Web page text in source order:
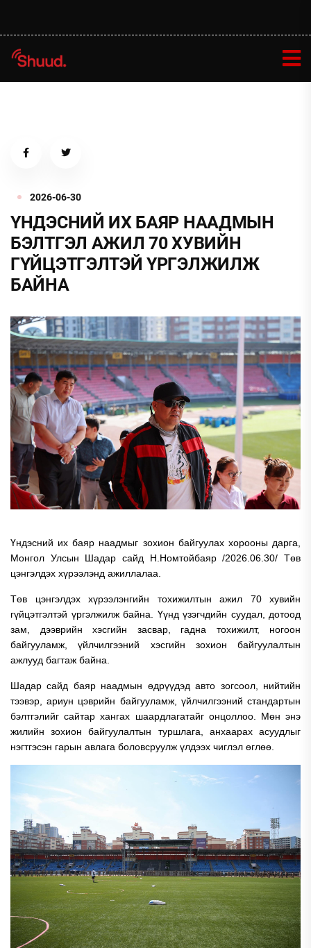
2026-06-30
ҮНДЭСНИЙ ИХ БАЯР НААДМЫН
БЭЛТГЭЛ АЖИЛ 70 ХУВИЙН
ГҮЙЦЭТГЭЛТЭЙ ҮРГЭЛЖИЛЖ
БАЙНА
Үндэсний их баяр наадмыг зохион байгуулах хорооны дарга,
Монгол Улсын Шадар сайд Н.Номтойбаяр /2026.06.30/ Төв
цэнгэлдэх хүрээлэнд ажиллалаа.
Төв цэнгэлдэх хүрээлэнгийн тохижилтын ажил 70 хувийн
гүйцэтгэлтэй үргэлжилж байна. Үүнд үзэгчдийн суудал, дотоод
зам, дээврийн хэсгийн засвар, гадна тохижилт, ногоон
байгууламж, үйлчилгээний хэсгийн зохион байгуулалтын
ажлууд багтаж байна.
Шадар сайд баяр наадмын өдрүүдэд авто зогсоол, нийтийн
тээвэр, ариун цэврийн байгууламж, үйлчилгээний стандартын
бэлтгэлийг сайтар хангах шаардлагатайг онцоллоо. Мөн энэ
жилийн зохион байгуулалтын туршлага, анхаарах асуудлыг
нэгтгэсэн гарын авлага боловсруулж үлдээх чиглэл өглөө.